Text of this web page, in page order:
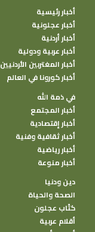
أخبار رئيسية
أخبار عجلونية
أخبار أردنية
أخبار عربية ودولية
أخبار المغتربين الأردنيين
أخبار كورونا في العالم
في ذمة الله
أخبار المجتمع
أخبار إقتصادية
أخبار ثقافية وفنية
أخبار رياضية
أخبار منوعة
دين ودنيا
الصحة والحياة
كتًاب عجلون
أقلام عربية